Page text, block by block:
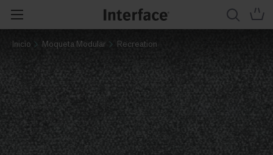
Inicio Moqueta Modular Recreation